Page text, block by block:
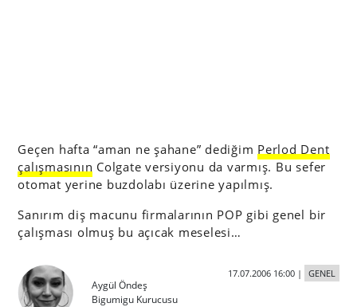
Geçen hafta “aman ne şahane” dediğim Perlod Dent
çalışmasının Colgate versiyonu da varmış. Bu sefer
otomat yerine buzdolabı üzerine yapılmış.
Sanırım diş macunu firmalarının POP gibi genel bir
çalışması olmuş bu açıcak meselesi…
Aygül Öndeş
Bigumigu Kurucusu
17.07.2006 16:00| GENEL